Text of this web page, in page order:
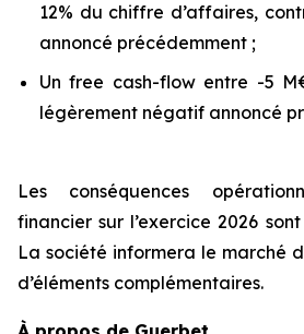
12% du chiffre d’affaires,
annoncé précédemment ;
Un free cash-flow entre -5
légèrement négatif annoncé
Les conséquences
financier sur l’exercice 2026
La société informera le marché
d’éléments complémentaires.